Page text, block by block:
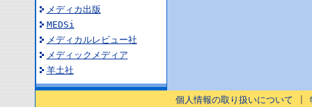
メディカ出版
MEDSi
メディカルレビュー社
メディックメディア
羊土社
個人情報の取り扱いについて